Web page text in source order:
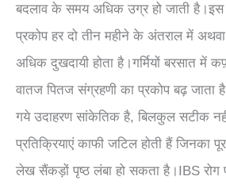
बदलाव के समय अधिक उग्र हो जाती है।इस
प्रकोप हर दो तीन महीने के अंतराल में
अधिक दुखदायी होता है।गर्मियों बरसात में
वातज पितज संग्रहणी का प्रकोप बढ़ जाता
गये उदाहरण सांकेतिक है, बिलकुल सटीक
प्रतिक्रियाएं काफी जटिल होती हैं जिनका
लेख सैंकड़ों पृष्ठ लंबा हो सकता है।IBS रोग